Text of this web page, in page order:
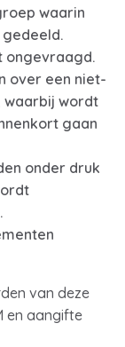
waarin
gedeeld.
ongevraagd.
over een niet-
wordt
gaan
onder druk
van deze
en aangifte